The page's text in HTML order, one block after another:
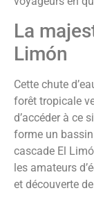
La
Limón
Cette chute
forêt tropicale
d’accéder à ce
forme un
cascade El
les amateurs
et découverte